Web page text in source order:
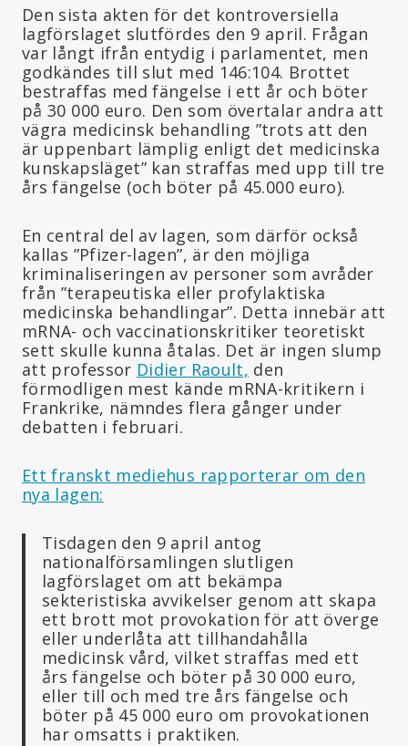
Den sista akten för det kontroversiella
lagförslaget slutfördes den 9 april. Frågan
var långt ifrån entydig i parlamentet, men
godkändes till slut med 146:104. Brottet
bestraffas med fängelse i ett år och böter
på 30 000 euro. Den som övertalar andra att
vägra medicinsk behandling ”trots att den
är uppenbart lämplig enligt det medicinska
kunskapsläget” kan straffas med upp till tre
års fängelse (och böter på 45.000 euro).
En central del av lagen, som därför också
kallas ”Pfizer-lagen”, är den möjliga
kriminaliseringen av personer som avråder
från ”terapeutiska eller profylaktiska
medicinska behandlingar”. Detta innebär att
mRNA- och vaccinationskritiker teoretiskt
sett skulle kunna åtalas. Det är ingen slump
att professor Didier Raoult, den
förmodligen mest kände mRNA-kritikern i
Frankrike, nämndes flera gånger under
debatten i februari.
Ett franskt mediehus rapporterar om den
nya lagen:
Tisdagen den 9 april antog
nationalförsamlingen slutligen
lagförslaget om att bekämpa
sekteristiska avvikelser genom att skapa
ett brott mot provokation för att överge
eller underlåta att tillhandahålla
medicinsk vård, vilket straffas med ett
års fängelse och böter på 30 000 euro,
eller till och med tre års fängelse och
böter på 45 000 euro om provokationen
har omsatts i praktiken.